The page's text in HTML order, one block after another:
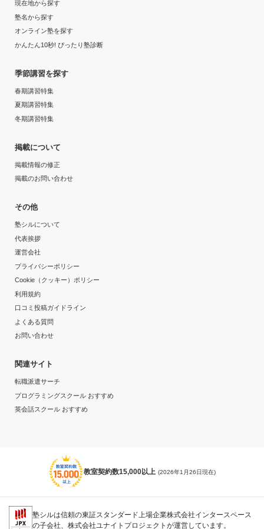
現在地から探す
塾名から探す
オンライン塾を探す
かんたん10秒! ぴったり塾診断
季節講習を探す
春期講習特集
夏期講習特集
冬期講習特集
掲載について
掲載情報の修正
掲載のお問い合わせ
その他
塾シルについて
代表挨拶
運営会社
プライバシーポリシー
Cookie（クッキー）ポリシー
利用規約
口コミ投稿ガイドライン
よくある質問
お問い合わせ
関連サイト
転職派遣サーチ
プログラミングスクール おすすめ
英会話スクール おすすめ
教室契約数15,000以上 (2026年1月26日現在)
塾シルは信頼の東証スタンダード上場企業株式会社インタースペース
の子会社、株式会社ユナイトプロジェクトが運営しています。